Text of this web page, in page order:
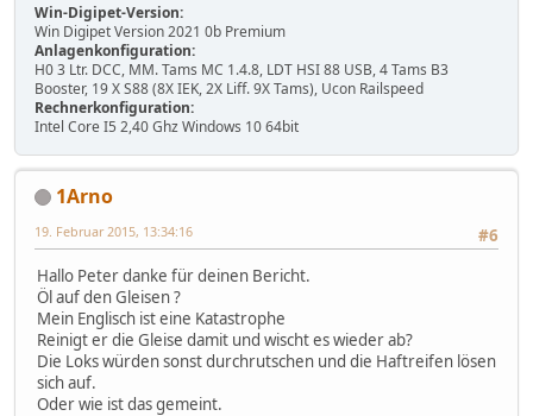
Win-Digipet-Version:
Win Digipet Version 2021 0b Premium
Anlagenkonfiguration:
H0 3 Ltr. DCC, MM. Tams MC 1.4.8, LDT HSI 88 USB, 4 Tams B3
Booster, 19 X S88 (8X IEK, 2X Liff. 9X Tams), Ucon Railspeed
Rechnerkonfiguration:
Intel Core I5 2,40 Ghz Windows 10 64bit
1Arno
#6
19. Februar 2015, 13:34:16
Hallo Peter danke für deinen Bericht.
Öl auf den Gleisen ?
Mein Englisch ist eine Katastrophe
Reinigt er die Gleise damit und wischt es wieder ab?
Die Loks würden sonst durchrutschen und die Haftreifen lösen
sich auf.
Oder wie ist das gemeint.